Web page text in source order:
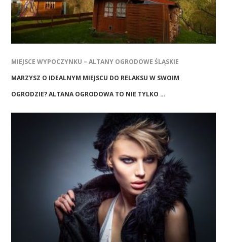
MIEJSCE WYPOCZYNKU – ALTANY OGRODOWE ŚLĄSKIE
MARZYSZ O IDEALNYM MIEJSCU DO RELAKSU W SWOIM
OGRODZIE? ALTANA OGRODOWA TO NIE TYLKO …